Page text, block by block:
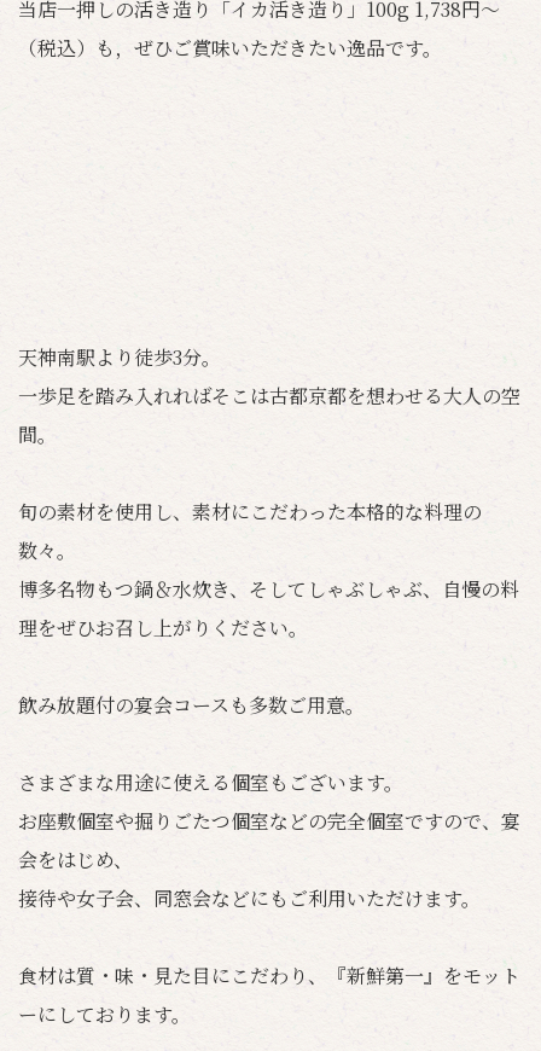
当店一押しの活き造り「イカ活き造り」100g 1,738円～
（税込）も，ぜひご賞味いただきたい逸品です。
天神南駅より徒歩3分。
一歩足を踏み入れればそこは古都京都を想わせる大人の空
間。
旬の素材を使用し、素材にこだわった本格的な料理の
数々。
博多名物もつ鍋＆水炊き、そしてしゃぶしゃぶ、自慢の料
理をぜひお召し上がりください。
飲み放題付の宴会コースも多数ご用意。
さまざまな用途に使える個室もございます。
お座敷個室や掘りごたつ個室などの完全個室ですので、宴
会をはじめ、
接待や女子会、同窓会などにもご利用いただけます。
食材は質・味・見た目にこだわり、『新鮮第一』をモット
ーにしております。